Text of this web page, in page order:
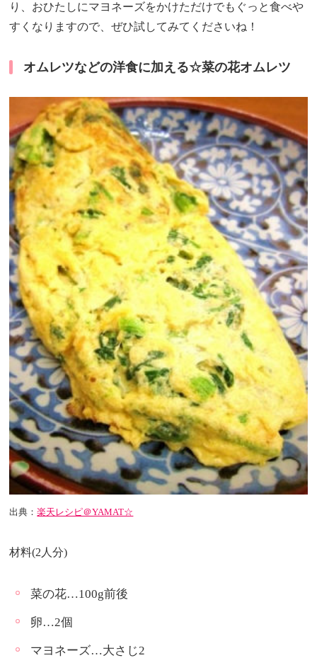
り、おひたしにマヨネーズをかけただけでもぐっと食べや
すくなりますので、ぜひ試してみてくださいね！
オムレツなどの洋食に加える☆菜の花オムレツ
出典：楽天レシピ＠YAMAT☆
材料(2人分)
菜の花…100g前後
卵…2個
マヨネーズ…大さじ2